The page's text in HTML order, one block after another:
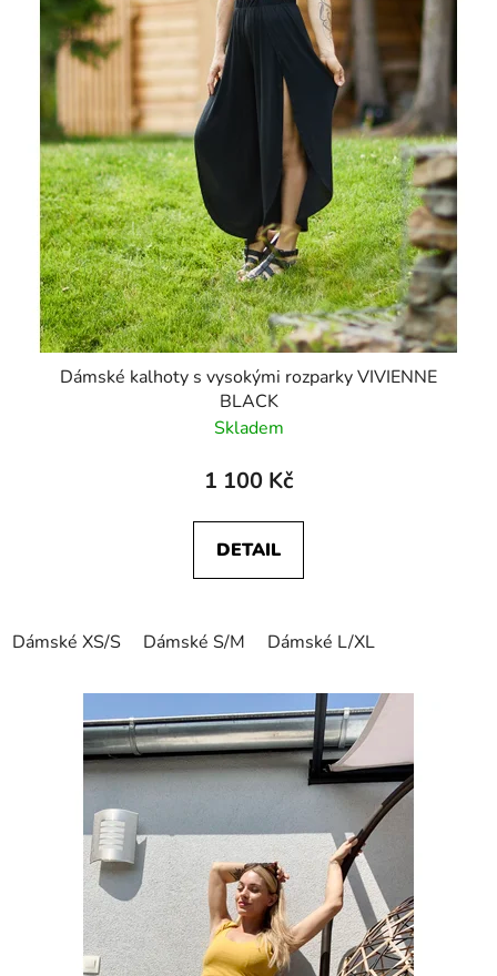
Dámské kalhoty s vysokými rozparky VIVIENNE
BLACK
Skladem
1 100 Kč
DETAIL
Dámské XS/S Dámské S/M Dámské L/XL